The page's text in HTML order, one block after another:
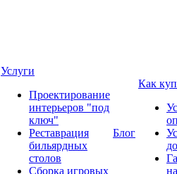
Услуги
Проектирование
интерьеров "под
ключ"
Реставрация
бильярдных
столов
Сборка игровых
Блог
Как